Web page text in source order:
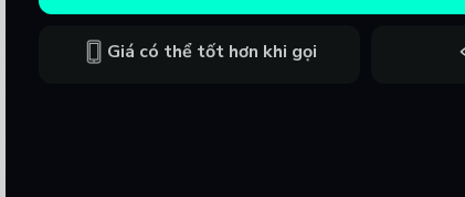
Giá có thể tốt hơn khi gọi